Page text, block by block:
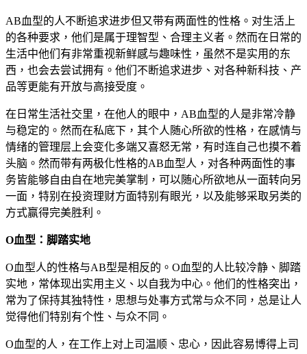
AB血型的人不断追求进步但又带有两面性的性格。对生活上
的各种要求，他们是属于理智型、合理主义者。然而在日常的
生活中他们有非常重视新鲜感与趣味性，虽然不是实用的东
西，也会去尝试拥有。他们不断追求进步、对各种新科技、产
品等更能有开放与高接受度。
在日常生活社交里，在他人的眼中，AB血型的人是非常冷静
与稳定的。然而在私底下，其个人随心所欲的性格，在感情与
情绪的管理层上会变化多端又喜怒无常，有时连自己也摸不着
头脑。然而带有两极化性格的AB血型人，对各种两面性的事
务皆能够自由自在地完美掌制，可以随心所欲地从一面转向另
一面，特别在投资理财方面特别有眼光，以及能够采取另类的
方式赢得完美胜利。
O血型：脚踏实地
O血型人的性格与AB型是相反的。O血型的人比较冷静、脚踏
实地，常体现出实用主义、以自我为中心。他们的性格突出，
常为了保持其独特性，思想与处事方式常与众不同，总是让人
觉得他们特别有个性、与众不同。
O血型的人，在工作上对上司温顺、忠心，因此容易博得上司